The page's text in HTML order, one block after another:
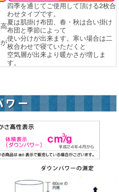
四季を通じてご使用して頂ける2枚合
わせタイプです。
夏は肌掛け布団、春・秋は合い掛け
布団と季節によって
使い分けが出来ます。寒い場合は二
枚合わせで寝ていただくと
空気層が出来より暖かさが増しま
す。